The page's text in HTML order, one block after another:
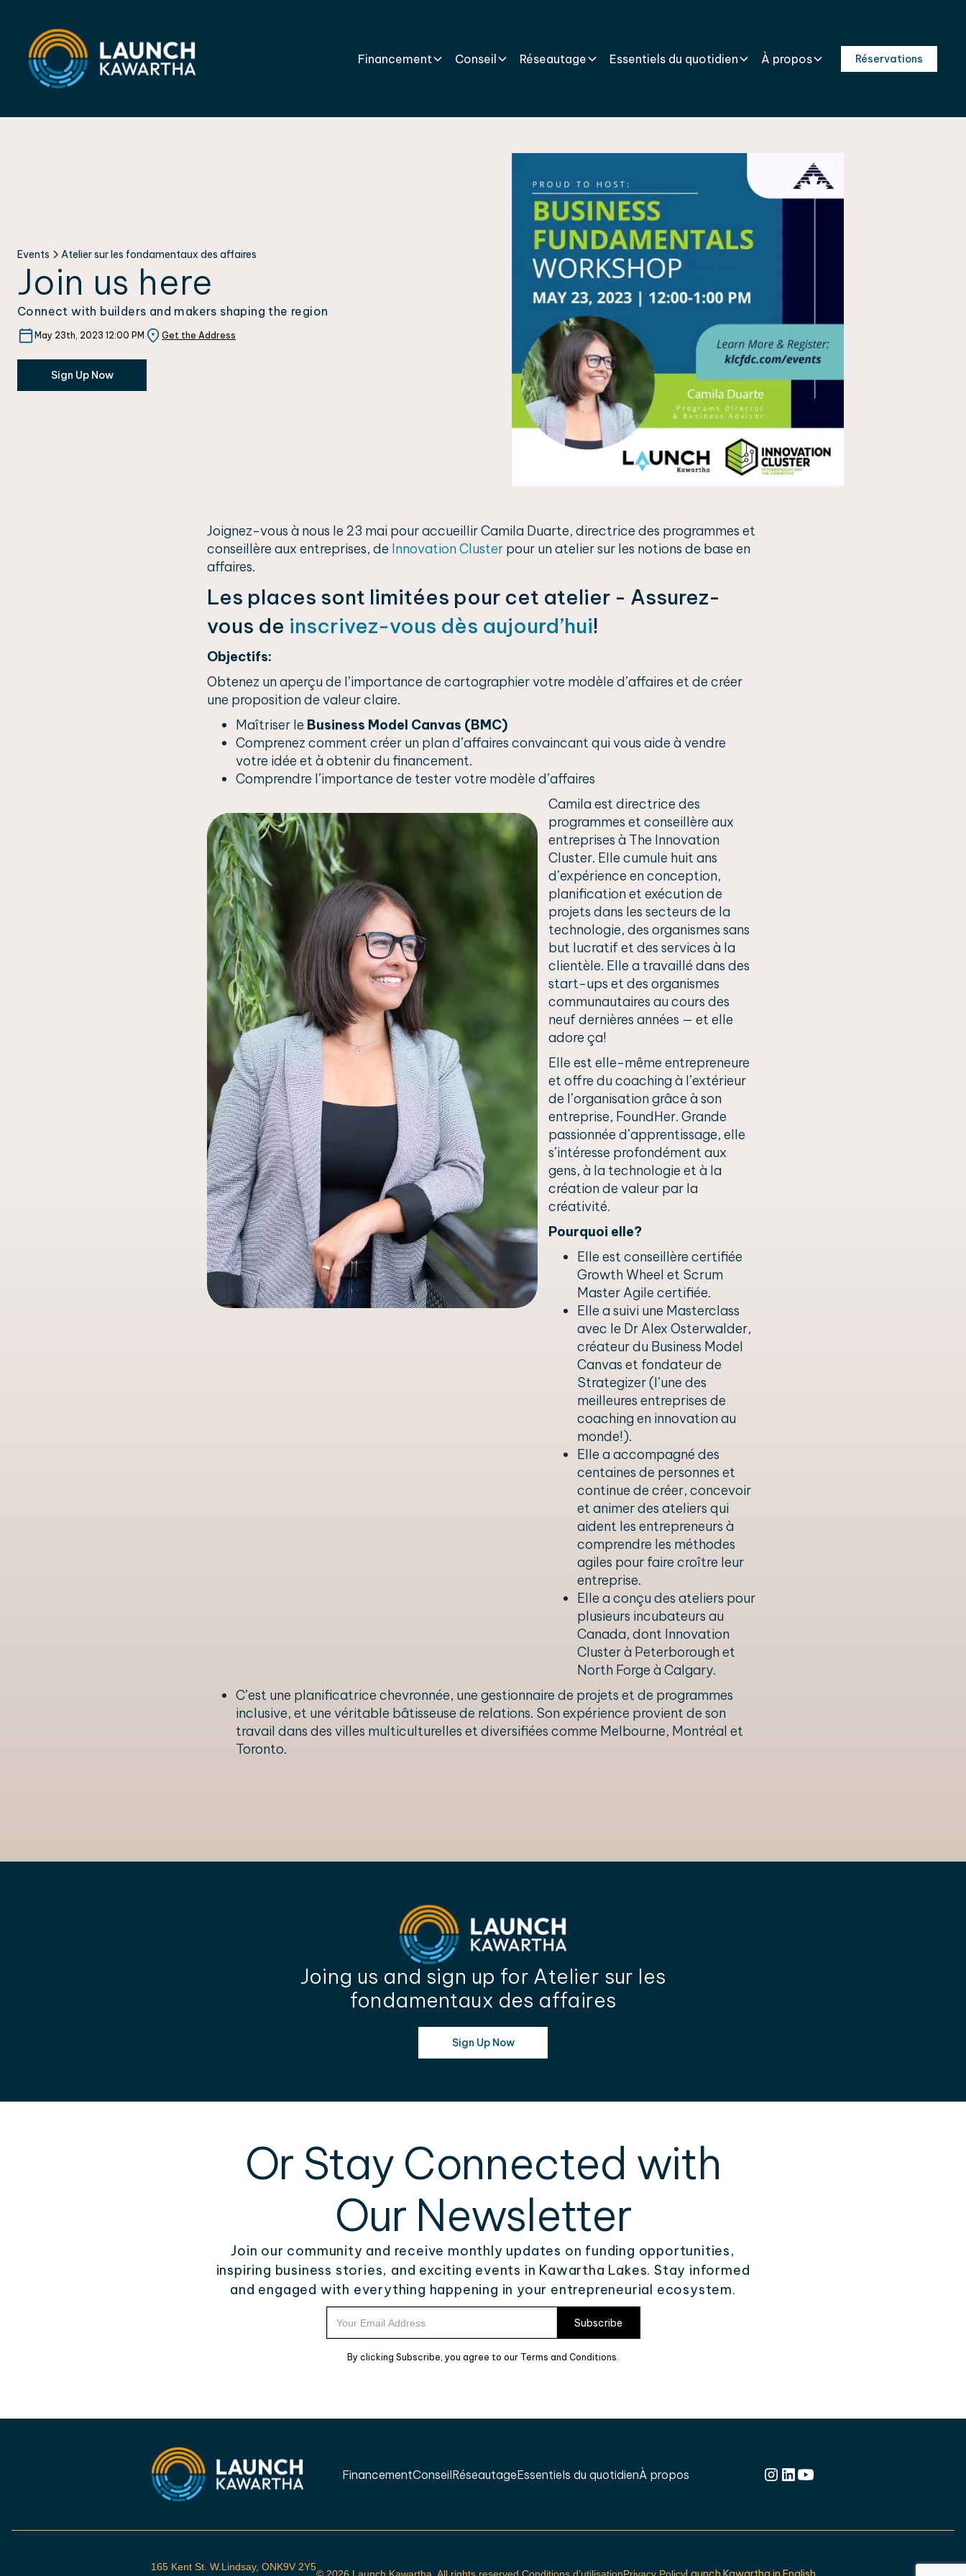
Financement Conseil Réseautage Essentiels du quotidien À propos Réservations
Events Atelier sur les fondamentaux des affaires
Join us here
Connect with builders and makers shaping the region
May 23th, 2023 12:00 PM Get the Address
Sign Up Now
Joignez-vous à nous le 23 mai pour accueillir Camila Duarte, directrice des programmes et
conseillère aux entreprises, de Innovation Cluster pour un atelier sur les notions de base en
affaires.
Les places sont limitées pour cet atelier - Assurez-
vous de inscrivez-vous dès aujourd’hui!
Objectifs:
Obtenez un aperçu de l’importance de cartographier votre modèle d’affaires et de créer
une proposition de valeur claire.
Maîtriser le Business Model Canvas (BMC)
Comprenez comment créer un plan d’affaires convaincant qui vous aide à vendre
votre idée et à obtenir du financement.
Comprendre l’importance de tester votre modèle d’affaires
Camila est directrice des
programmes et conseillère aux
entreprises à The Innovation
Cluster. Elle cumule huit ans
d’expérience en conception,
planification et exécution de
projets dans les secteurs de la
technologie, des organismes sans
but lucratif et des services à la
clientèle. Elle a travaillé dans des
start-ups et des organismes
communautaires au cours des
neuf dernières années — et elle
adore ça!
Elle est elle-même entrepreneure
et offre du coaching à l’extérieur
de l’organisation grâce à son
entreprise, FoundHer. Grande
passionnée d’apprentissage, elle
s’intéresse profondément aux
gens, à la technologie et à la
création de valeur par la
créativité.
Pourquoi elle?
Elle est conseillère certifiée
Growth Wheel et Scrum
Master Agile certifiée.
Elle a suivi une Masterclass
avec le Dr Alex Osterwalder,
créateur du Business Model
Canvas et fondateur de
Strategizer (l’une des
meilleures entreprises de
coaching en innovation au
monde!).
Elle a accompagné des
centaines de personnes et
continue de créer, concevoir
et animer des ateliers qui
aident les entrepreneurs à
comprendre les méthodes
agiles pour faire croître leur
entreprise.
Elle a conçu des ateliers pour
plusieurs incubateurs au
Canada, dont Innovation
Cluster à Peterborough et
North Forge à Calgary.
C’est une planificatrice chevronnée, une gestionnaire de projets et de programmes
inclusive, et une véritable bâtisseuse de relations. Son expérience provient de son
travail dans des villes multiculturelles et diversifiées comme Melbourne, Montréal et
Toronto.
Joing us and sign up for Atelier sur les
fondamentaux des affaires
Sign Up Now
Or Stay Connected with
Our Newsletter
Join our community and receive monthly updates on funding opportunities,
inspiring business stories, and exciting events in Kawartha Lakes. Stay informed
and engaged with everything happening in your entrepreneurial ecosystem.
By clicking Subscribe, you agree to our Terms and Conditions.
FinancementConseilRéseautageEssentiels du quotidienÀ propos
165 Kent St. W.Lindsay, ONK9V 2Y5